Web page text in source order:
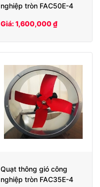
nghiệp tròn FAC50E-4
Giá: 1,600,000 ₫
Quạt thông gió công
nghiệp tròn FAC35E-4